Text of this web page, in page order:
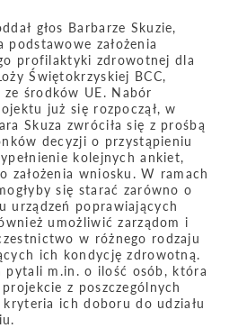
głos Barbarze Skuzie,
podstawowe założenia
profilaktyki zdrowotnej dla
Świętokrzyskiej BCC,
ze środków UE. Nabór
już się rozpoczął, w
Skuza zwróciła się z prośbą
decyzji o przystąpieniu
kolejnych ankiet,
założenia wniosku. W ramach
się starać zarówno o
urządzeń poprawiających
umożliwić zarządom i
w różnego rodzaju
ich kondycję zdrowotną.
pytali m.in. o ilość osób, która
z poszczególnych
ich doboru do udziału